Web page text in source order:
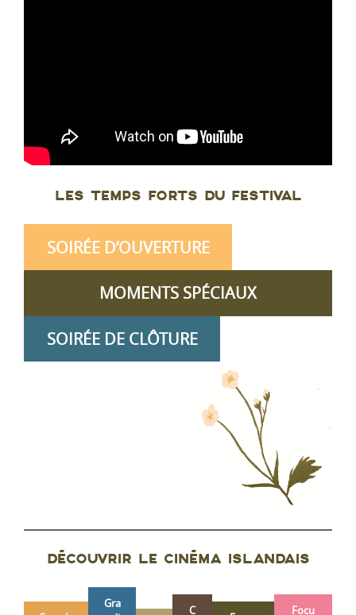
LES TEMPS FORTS DU FESTIVAL
SOIRÉE D’OUVERTURE
MOMENTS SPÉCIAUX
SOIRÉE DE CLÔTURE
DÉCOUVRIR LE CINÉMA ISLANDAIS
Gra
C
Focu